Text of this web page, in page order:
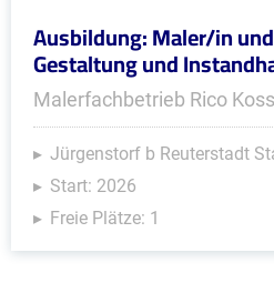
Ausbildung: Maler/in
Gestaltung und
Malerfachbetrieb Rico
Jürgenstorf b Reuterstadt
Start: 2026
Freie Plätze: 1